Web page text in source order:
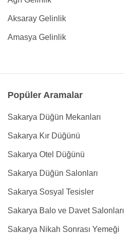
Aksaray Gelinlik
Amasya Gelinlik
Popüler Aramalar
Sakarya Düğün Mekanları
Sakarya Kır Düğünü
Sakarya Otel Düğünü
Sakarya Düğün Salonları
Sakarya Sosyal Tesisler
Sakarya Balo ve Davet Salonları
Sakarya Nikah Sonrası Yemeği